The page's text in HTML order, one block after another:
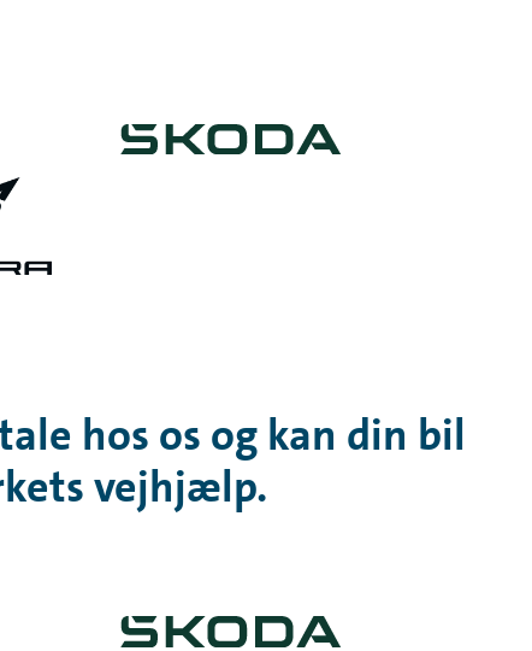
hos os og kan din bil
vejhjælp.